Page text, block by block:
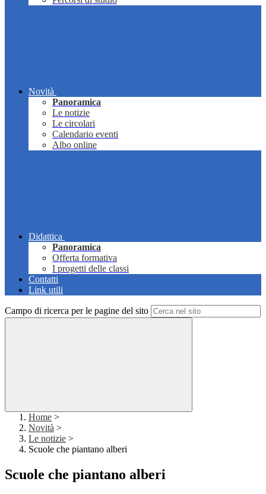
Novità
Panoramica
Le notizie
Le circolari
Calendario eventi
Albo online
Didattica
Panoramica
Offerta formativa
I progetti delle classi
Contatti
Link utili
Campo di ricerca per le pagine del sito
Home >
Novità >
Le notizie >
Scuole che piantano alberi
Scuole che piantano alberi